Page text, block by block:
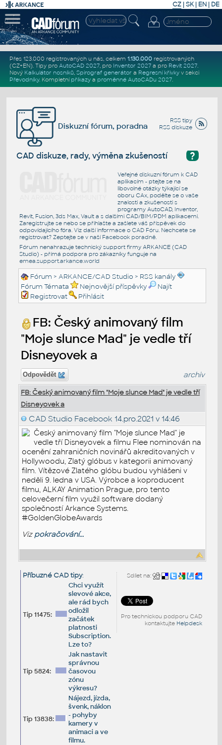
CZ | SK| EN | DE
Přes 123.000 registrovaných u nás, celkem 1.130.000registrovaných
(CZ+EN). Tipy pro AutoCAD 2027, pro Inventor 2027a pro Revit 2027.
Nový Kalkulátor nosníků, Spirograf generátor a Regresní křivkyv sekci
Převodníky. Kompletní příkazya proměnné AutoCADu 2027.
RSS tipy
RSS diskuze
Diskuzní fórum, poradna
?
CAD diskuze, rady, výměna zkušeností
Veřejné diskuzní fórum k CAD
aplikacím - ptejte se na
libovolné otázky týkající se
oboru CAx, podělte se o vaše
znalosti a zkušenosti s
programy AutoCAD, Inventor,
Revit, Fusion, 3ds Max, Vault a s dalšími CAD/BIM/PDM aplikacemi.
Zaregistrujte se nebo se přihlašte a zašlete váš příspěvek do
odpovídajícího fóra. Viz další informace o CAD Fóru. Nechcete se
registrovat? Zeptejte se v naší Facebook poradně.
Fórum nenahrazuje technický support firmy ARKANCE (CAD
Studio) - přímá podpora pro zákazníky funguje na
emea.support.arkance.world
Fórum >ARKANCE/CAD Studio > RSS kanály
Fórum Témata
Nejnovější příspěvky
Najít
Registrovat
Přihlásit
FB: Český animovaný film
"Moje slunce Mad" je vedle tří
Disneyovek a
Odpovědět archiv
FB: Český animovaný film "Moje slunce Mad" je vedle tří
Disneyovek a
CAD Studio Facebook 14.pro.2021 v 14:46
Český animovaný film "Moje slunce Mad" je
vedle tří Disneyovek a filmu Flee nominován na
ocenění zahraničních novinářů akreditovaných v
Hollywoodu, Zlatý glóbus v kategorii animovaný
film. Vítězové Zlatého glóbu budou vyhlášeni v
neděli 9. ledna v USA. Výrobce a koproducent
filmu, ALKAY Animation Prague, pro tento
celovečerní film využil software dodaný
společností Arkance Systems.
#GoldenGlobeAwards
Viz pokračování...
Sdílet na:
Pro technickou podporu CAD
kontaktujte Helpdesk
Příbuzné CAD tipy:
Tip 11475:
Chci využít
slevové akce,
ale rád bych
odložil
začátek
platnosti
Subscription.
Lze to?
Tip 5824:
Jak nastavit
správnou
časovou
zónu
výkresu?
Tip 13838:
Nájezd, jízda,
švenk, náklon
- pohyby
kamery v
animaci a ve
filmu.